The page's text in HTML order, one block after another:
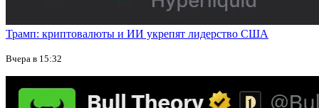
Трамп: криптовалюты и ИИ укрепят лидерство США
Вчера в 15:32